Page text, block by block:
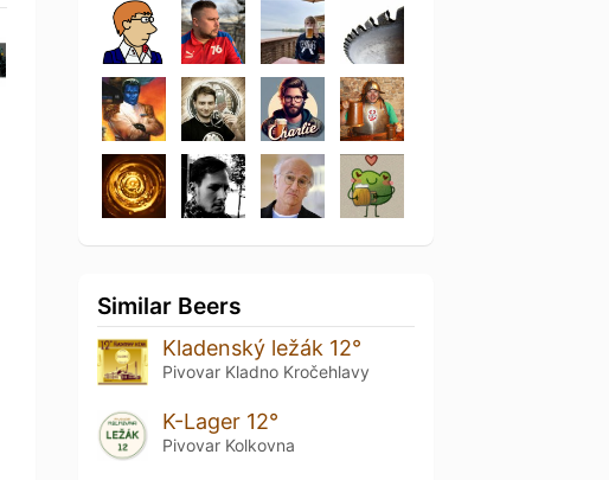
Similar Beers
Kladenský ležák 12°
Pivovar Kladno Kročehlavy
K-Lager 12°
Pivovar Kolkovna